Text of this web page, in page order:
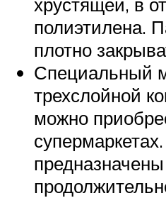
полиэтилена.
плотно
Специальный
трехслойной
можно